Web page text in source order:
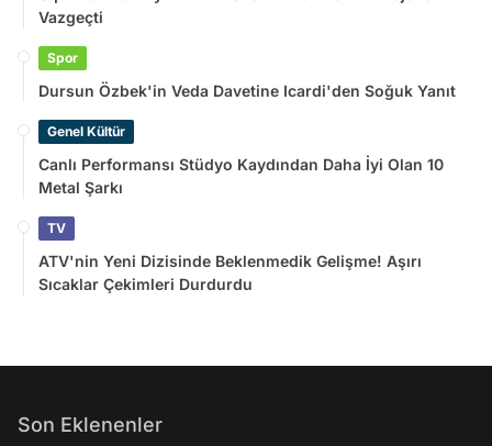
Vazgeçti
Spor
Dursun Özbek'in Veda Davetine Icardi'den Soğuk Yanıt
Genel Kültür
Canlı Performansı Stüdyo Kaydından Daha İyi Olan 10
Metal Şarkı
TV
ATV'nin Yeni Dizisinde Beklenmedik Gelişme! Aşırı
Sıcaklar Çekimleri Durdurdu
Son Eklenenler